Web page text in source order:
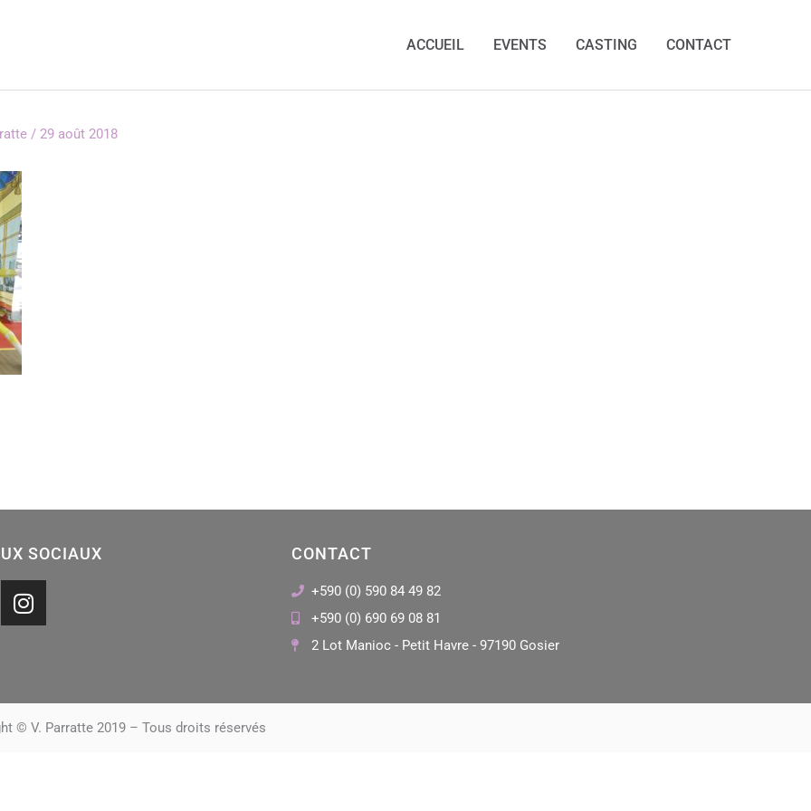
ACCUEIL EVENTS CASTING CONTACT
/29 août 2018
SOCIAUX
I
n
g
r
CONTACT
+590 (0) 590 84 49 82
+590 (0) 690 69 08 81
2 Lot Manioc - Petit Havre - 97190 Gosier
© V. Parratte 2019 – Tous droits réservés